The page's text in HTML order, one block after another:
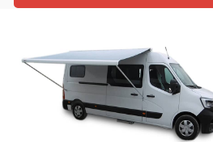
Voir les
Mentions légales
Copyright © SD Services - 2019
Réalisé parMezcalito